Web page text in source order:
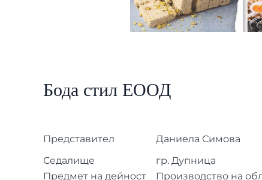
Бода стил ЕООД
Представител
Даниела Симова
Седалище
гр. Дупница
Предмет на дейност
Производство на